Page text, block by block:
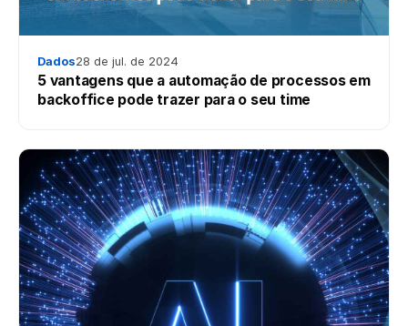
Dados28 de jul. de 2024
5 vantagens que a automação de processos em
backoffice pode trazer para o seu time